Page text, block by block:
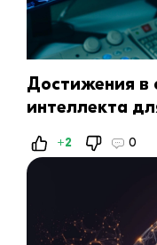
Достижения в
интеллекта
данных
+2 0